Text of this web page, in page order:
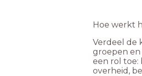
Hoe werkt
Verdeel de
groepen en
een rol toe:
overheid,